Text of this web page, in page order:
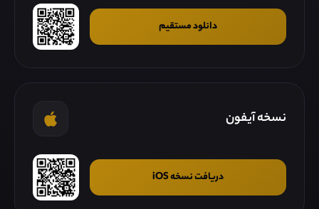
دانلود مستقیم
نسخه آیفون
دریافت نسخه iOS